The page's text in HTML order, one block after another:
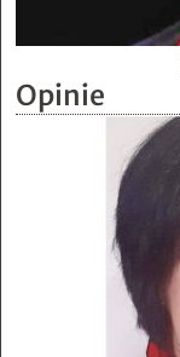
Opinie